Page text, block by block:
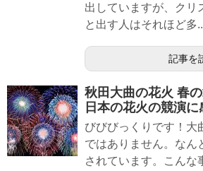
出していますが、クリ
と出す人はそれほど多
記事を
秋田大曲の花火 春
日本の花火の競演に
びびびっくりです！大
ではありません。なん
されています。こんな